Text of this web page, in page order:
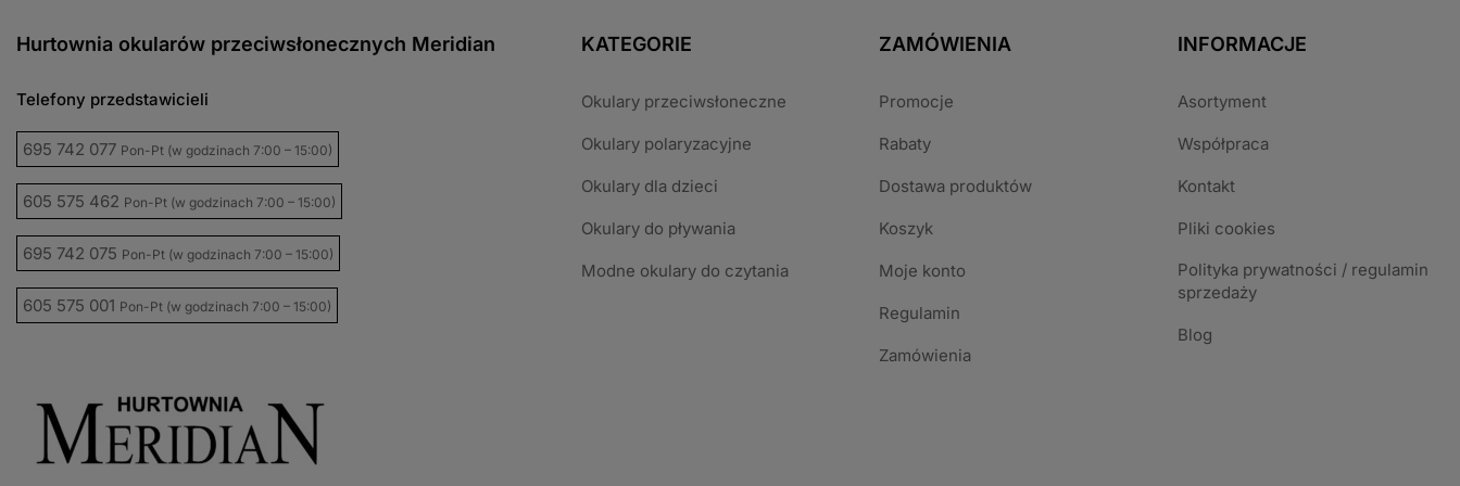
Hurtownia okularów przeciwsłonecznych Meridian
Telefony przedstawicieli
695 742 077 Pon-Pt (w godzinach 7:00 – 15:00)
605 575 462 Pon-Pt (w godzinach 7:00 – 15:00)
695 742 075 Pon-Pt (w godzinach 7:00 – 15:00)
605 575 001 Pon-Pt (w godzinach 7:00 – 15:00)
KATEGORIE
Okulary przeciwsłoneczne
Okulary polaryzacyjne
Okulary dla dzieci
Okulary do pływania
Modne okulary do czytania
ZAMÓWIENIA
Promocje
Rabaty
Dostawa produktów
Koszyk
Moje konto
Regulamin
Zamówienia
INFORMACJE
Asortyment
Współpraca
Kontakt
Pliki cookies
Polityka prywatności / regulamin
sprzedaży
Blog